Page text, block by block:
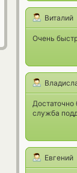
Виталий
Очень
Достаточно
служба
Евгений